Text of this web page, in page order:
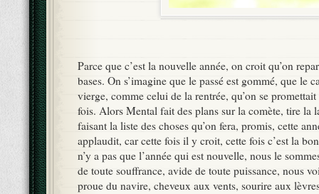
Parce que c’est la nouvelle année, on croit qu’on
bases. On s’imagine que le passé est gommé, que le
vierge, comme celui de la rentrée, qu’on se promettait
fois. Alors Mental fait des plans sur la comète, tire la
faisant la liste des choses qu’on fera, promis, cette
applaudit, car cette fois il y croit, cette fois c’est la
n’y a pas que l’année qui est nouvelle, nous le
de toute souffrance, avide de toute puissance, nous
proue du navire, cheveux aux vents, sourire aux